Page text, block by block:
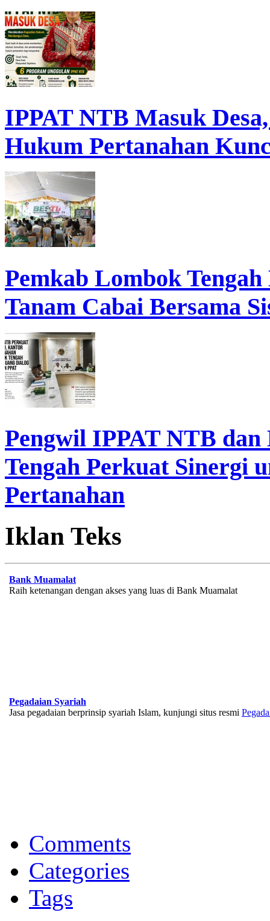
IPPAT NTB Masuk
Hukum Pertanahan
Pemkab Lombok
Tanam Cabai Bersama
Pengwil IPPAT NTB
Tengah Perkuat Sinergi
Pertanahan
Iklan Teks
Bank Muamalat
Raih ketenangan dengan akses yang luas di Bank Muamalat
Pegadaian Syariah
Jasa pegadaian berprinsip syariah Islam, kunjungi situs resmi
Memberikan yang terbaik sesuai kaidah Islam, kunjungi situs resmi
Comments
Categories
Tags